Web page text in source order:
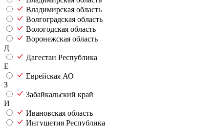
Владимирская область
Волгоградская область
Вологодская область
Воронежская область
Д
Дагестан Республика
Е
Еврейская АО
З
Забайкальский край
И
Ивановская область
Ингушетия Республика